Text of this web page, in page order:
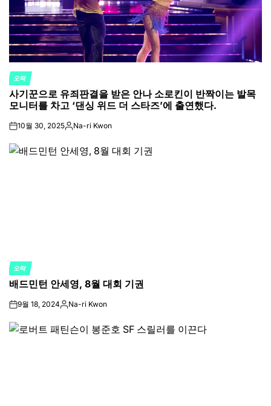
POSTED
IN
오락
사기꾼으로 유죄판결을 받은 안나 소로킨이 반짝이는 발목
모니터를 차고 ‘댄싱 위드 더 스타즈’에 출연했다.
on10월 30, 2025Posted
Na-ri Kwon
POSTED
IN
오락
배드민턴 안세영, 8월 대회 기권
on9월 18, 2024Posted
Na-ri Kwon